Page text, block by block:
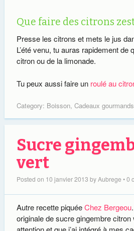
Que faire des citrons
Presse les citrons et mets le jus
L’été venu, tu auras rapidement de
citron ou de la limonade.
Tu peux aussi faire un roulé au
Category: Boisson, Cadeaux gourmands
Sucre
vert
Posted on 10 janvier 2013 byAubrege •0
Autre recette piquéeChez Bergeou
originale de sucre gingembre